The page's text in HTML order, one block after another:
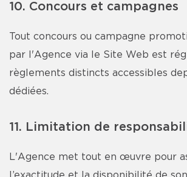
10. Concours et campagnes
Tout concours ou campagne
par l'Agence via le Site Web est
règlements distincts accessibles
dédiées.
11. Limitation de
L'Agence met tout en œuvre pour